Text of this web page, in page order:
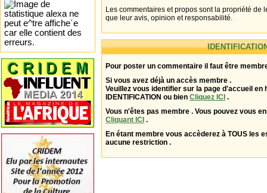
Les commentaires et propos sont la propriété de
que leur avis, opinion et responsabilité.
Pour poster un commentaire il faut être
Si vous avez déjà un accès membre .
Veuillez vous identifier sur la page d'accueil en
IDENTIFICATION ou bien Cliquez ICI .
Vous n'êtes pas membre . Vous pouvez vous
Cliquant ICI .
En étant membre vous accèderez à TOUS les
aucune restriction .